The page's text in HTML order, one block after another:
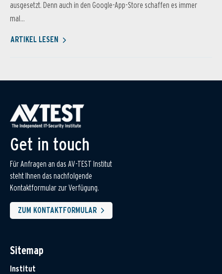
ausgesetzt. Denn auch in den Google-App-Store schaffen es immer
mal...
ARTIKEL LESEN
Get in touch
Für Anfragen an das AV-TEST Institut
steht Ihnen das nachfolgende
Kontaktformular zur Verfügung.
ZUM KONTAKTFORMULAR
Sitemap
Institut